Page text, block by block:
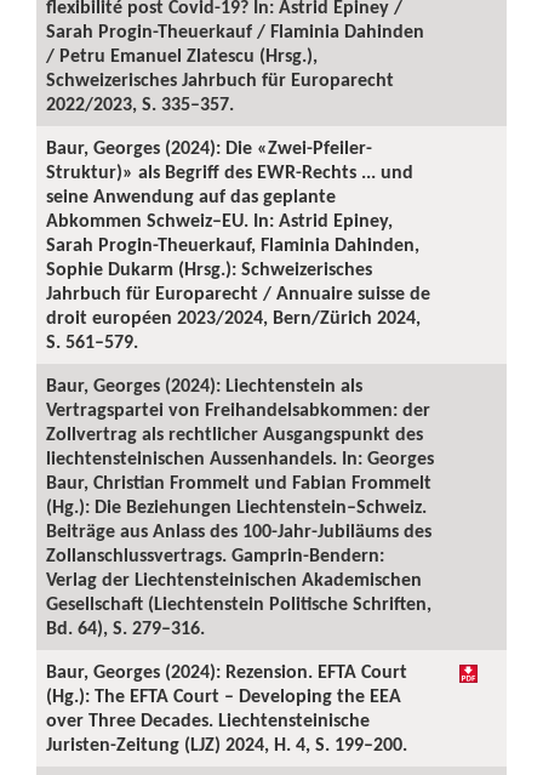
flexibilité post Covid-19? In: Astrid Epiney /
Sarah Progin-Theuerkauf / Flaminia Dahinden
/ Petru Emanuel Zlatescu (Hrsg.),
Schweizerisches Jahrbuch für Europarecht
2022/2023, S. 335–357.
Baur, Georges (2024): Die «Zwei-Pfeiler-
Struktur)» als Begriff des EWR-Rechts ... und
seine Anwendung auf das geplante
Abkommen Schweiz–EU. In: Astrid Epiney,
Sarah Progin-Theuerkauf, Flaminia Dahinden,
Sophie Dukarm (Hrsg.): Schweizerisches
Jahrbuch für Europarecht / Annuaire suisse de
droit européen 2023/2024, Bern/Zürich 2024,
S. 561–579.
Baur, Georges (2024): Liechtenstein als
Vertragspartei von Freihandelsabkommen: der
Zollvertrag als rechtlicher Ausgangspunkt des
liechtensteinischen Aussenhandels. In: Georges
Baur, Christian Frommelt und Fabian Frommelt
(Hg.): Die Beziehungen Liechtenstein–Schweiz.
Beiträge aus Anlass des 100-Jahr-Jubiläums des
Zollanschlussvertrags. Gamprin-Bendern:
Verlag der Liechtensteinischen Akademischen
Gesellschaft (Liechtenstein Politische Schriften,
Bd. 64), S. 279–316.
Baur, Georges (2024): Rezension. EFTA Court
(Hg.): The EFTA Court – Developing the EEA
over Three Decades. Liechtensteinische
Juristen-Zeitung (LJZ) 2024, H. 4, S. 199–200.